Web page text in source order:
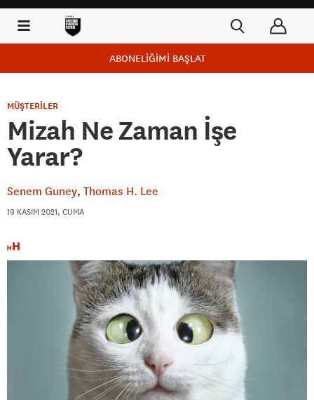
ABONELİĞİMİ BAŞLAT
MÜŞTERİLER
Mizah Ne Zaman İşe
Yarar?
Senem Guney Thomas H. Lee
19 KASIM 2021, CUMA